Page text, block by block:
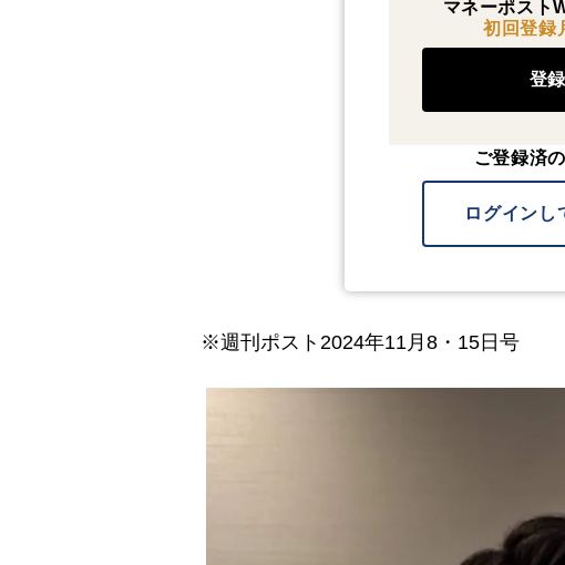
マネーポスト
初回登録
登
ご登録済
ログインし
※週刊ポスト2024年11月8・15日号